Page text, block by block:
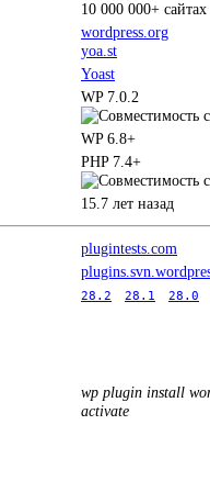
10 000 000+ сайтах
wordpress.org
yoa.st
Yoast
WP 7.0.2
WP 6.8+
PHP 7.4+
15.7 лет назад
plugintests.com
28.2 28.1 28.0
wp plugin install
activate